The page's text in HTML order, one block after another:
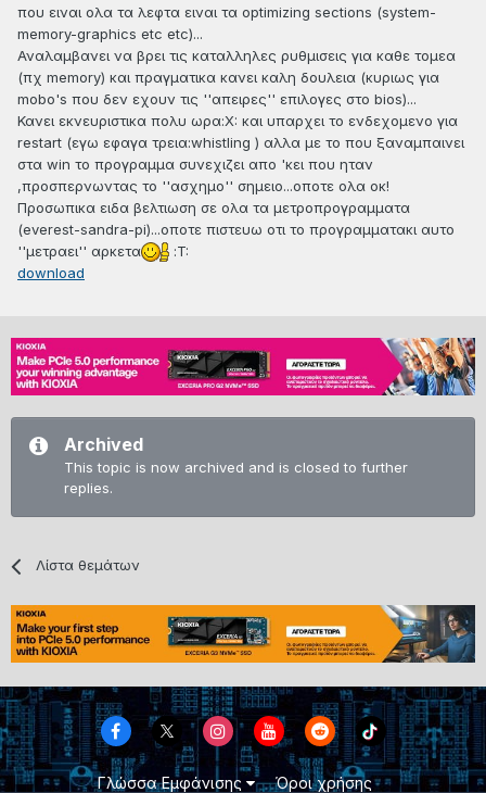
που ειναι ολα τα λεφτα ειναι τα optimizing sections (system-
memory-graphics etc etc)...
Αναλαμβανει να βρει τις καταλληλες ρυθμισεις για καθε τομεα
(πχ memory) και πραγματικα κανει καλη δουλεια (κυριως για
mobo's που δεν εχουν τις ''απειρες'' επιλογες στο bios)...
Κανει εκνευριστικα πολυ ωρα:X: και υπαρχει το ενδεχομενο για
restart (εγω εφαγα τρεια:whistling ) αλλα με το που ξαναμπαινει
στα win το προγραμμα συνεχιζει απο 'κει που ηταν
,προσπερνωντας το ''ασχημο'' σημειο...οποτε ολα οκ!
Προσωπικα ειδα βελτιωση σε ολα τα μετροπρογραμματα
(everest-sandra-pi)...οποτε πιστευω οτι το προγραμματακι αυτο
''μετραει'' αρκετα
:T:
download
Archived
This topic is now archived and is closed to further
replies.
Λίστα θεμάτων
Γλώσσα Εμφάνισης Όροι χρήσης